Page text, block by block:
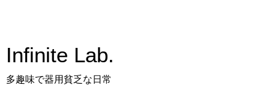
Infinite Lab.
多趣味で器用貧乏な日常